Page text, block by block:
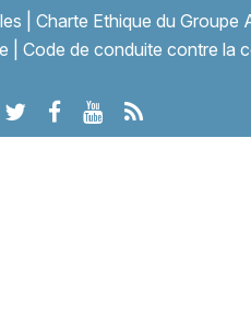
Charte Ethique du Groupe
Code de conduite contre la